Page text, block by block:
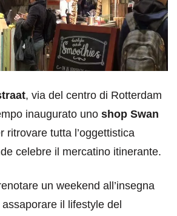
, via del centro di Rotterdam
inaugurato uno shop Swan
ritrovare tutta l’oggettistica
celebre il mercatino itinerante.
un weekend all’insegna
il lifestyle del